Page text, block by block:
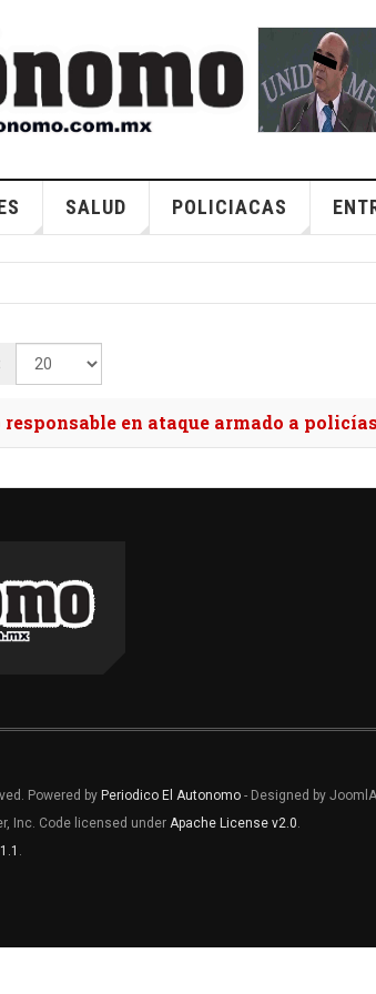
SALUD POLICIACAS
Cantidad a mostrar
en ataque armado a
Powered by Periodico El Autonomo - Designed by
Inc. Code licensed under Apache License v2.0.
.